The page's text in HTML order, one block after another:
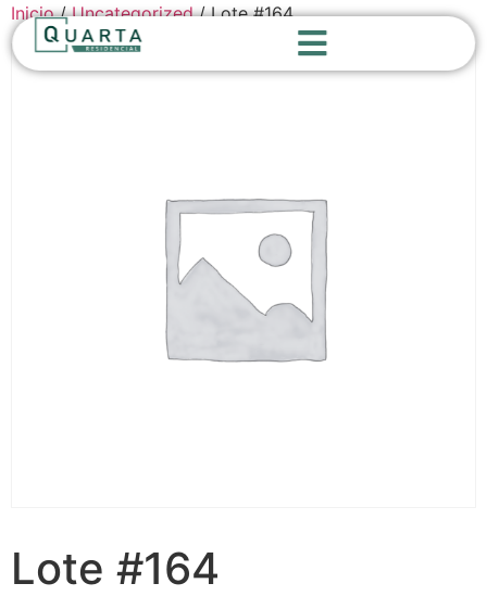
Inicio/Uncategorized/ Lote #164
Lote #164